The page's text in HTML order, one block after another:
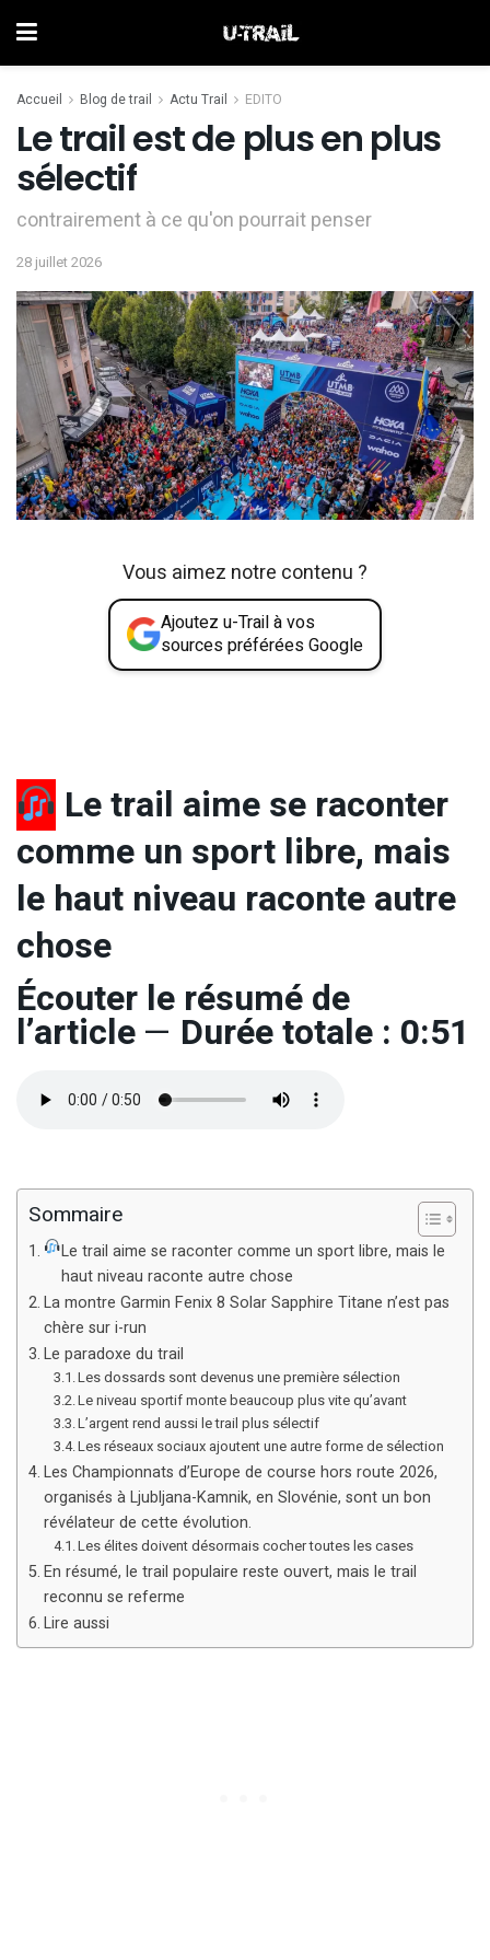
Accueil Blog de trail Actu Trail EDITO
Le trail est de plus en plus
sélectif
contrairement à ce qu'on pourrait penser
28 juillet 2026
Vous aimez notre contenu ?
Ajoutez u-Trail à vos
sources préférées Google
Le trail aime se raconter
comme un sport libre, mais
le haut niveau raconte autre
chose
Écouter le résumé de
l’article— Durée totale : 0:51
Sommaire
Le trail aime se raconter comme un sport libre, mais le
haut niveau raconte autre chose
La montre Garmin Fenix 8 Solar Sapphire Titane n’est pas
chère sur i-run
Le paradoxe du trail
Les dossards sont devenus une première sélection
Le niveau sportif monte beaucoup plus vite qu’avant
L’argent rend aussi le trail plus sélectif
Les réseaux sociaux ajoutent une autre forme de sélection
Les Championnats d’Europe de course hors route 2026,
organisés à Ljubljana-Kamnik, en Slovénie, sont un bon
révélateur de cette évolution.
Les élites doivent désormais cocher toutes les cases
En résumé, le trail populaire reste ouvert, mais le trail
reconnu se referme
Lire aussi